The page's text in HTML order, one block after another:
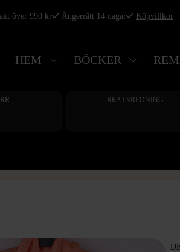
över 990 kr Ångerrätt 14 dagar Köpvillkor
HEM BÖCKER
REA INREDNING